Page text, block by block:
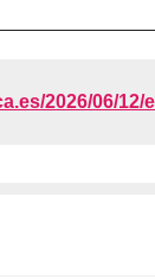
2026/06/12/